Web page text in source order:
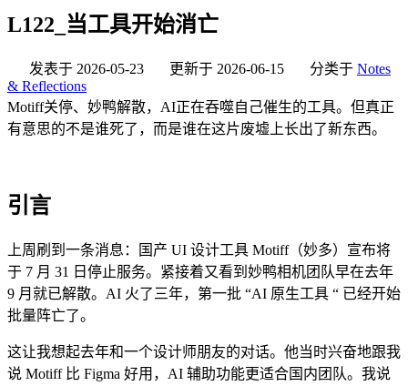
L122_当工具开始消亡
发表于 2026-05-23 更新于 2026-06-15 分类于 Notes
& Reflections
Motiff关停、妙鸭解散，AI正在吞噬自己催生的工具。但真正
有意思的不是谁死了，而是谁在这片废墟上长出了新东西。
引言
上周刷到一条消息：国产 UI 设计工具 Motiff（妙多）宣布将
于 7 月 31 日停止服务。紧接着又看到妙鸭相机团队早在去年
9 月就已解散。AI 火了三年，第一批 “AI 原生工具 “ 已经开始
批量阵亡了。
这让我想起去年和一个设计师朋友的对话。他当时兴奋地跟我
说 Motiff 比 Figma 好用，AI 辅助功能更适合国内团队。我说